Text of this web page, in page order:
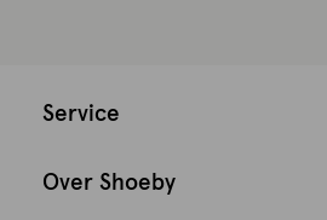
Service
Over Shoeby